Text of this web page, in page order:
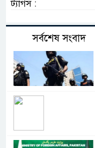
ট্যাগস :
সর্বশেষ সংবাদ